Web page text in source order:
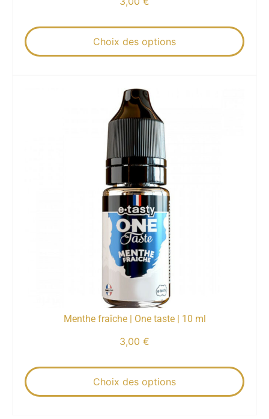
Choix des options
Menthe fraîche | One taste | 10 ml
3,00 €
Choix des options